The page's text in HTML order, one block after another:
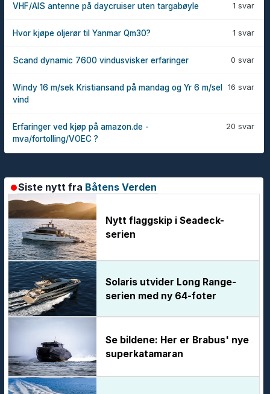
1 svar
VHF/AIS antenne på daycruiser uten targabøyle
1 svar
Hvor kjøpe oljerør til Yanmar Qm30?
0 svar
Scand dynamic 7600 vindusvisker erfaringer
16 svar
Windy 16 m/sek Kristiansand på mandag og Yr 6 m/sel
vind
20 svar
Erfaringer ved kjøp på amazon.de -
mva/fortolling/VOEC ?
Siste nytt fra Båtens Verden
Nytt flaggskip i Seadeck-
serien
Solaris utvider Long Range-
serien med ny 64-foter
Se bildene: Her er Brabus' nye
superkatamaran